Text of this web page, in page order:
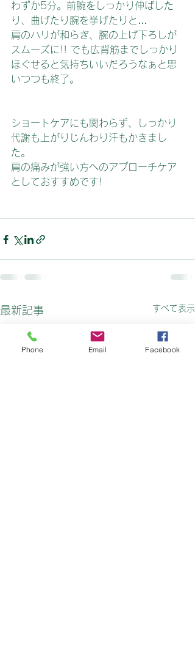
わずか5分。前腕をしっかり伸ばした
り、曲げたり腕を挙げたりと…
肩のハリが和らぎ、腕の上げ下ろしが
スムーズに!! でも広背筋までしっかり
ほぐせると気持ちいいだろうなぁと思
いつつも終了。
ショートケアにも関わらず、しっかり
代謝も上がりじんわり汗もかきまし
た。
肩の痛みが強い方へのアプローチケア
としておすすめです!
最新記事 すべて表示
Phone Email Facebook